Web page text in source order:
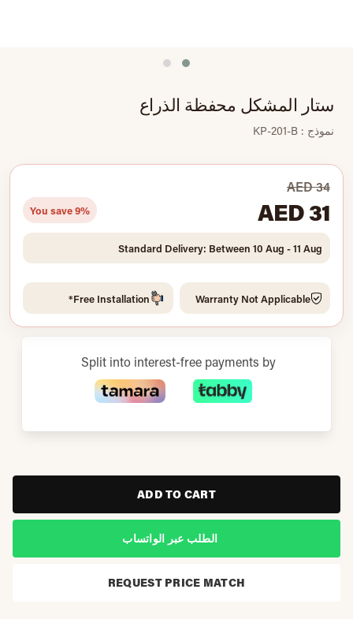
ستار المشكل محفظة الذراع
نموذج : KP-201-B
AED 34
AED 31
You save 9%
Standard Delivery: Between 10 Aug - 11 Aug
Warranty Not Applicable
Free Installation*
Split into interest-free payments by
ADD TO CART
الطلب عبر الواتساب
REQUEST PRICE MATCH